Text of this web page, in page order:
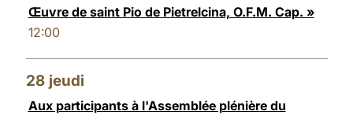
Œuvre de saint Pio de Pietrelcina, O.F.M. Cap. »
12:00
28 jeudi
Aux participants à l'Assemblée plénière du